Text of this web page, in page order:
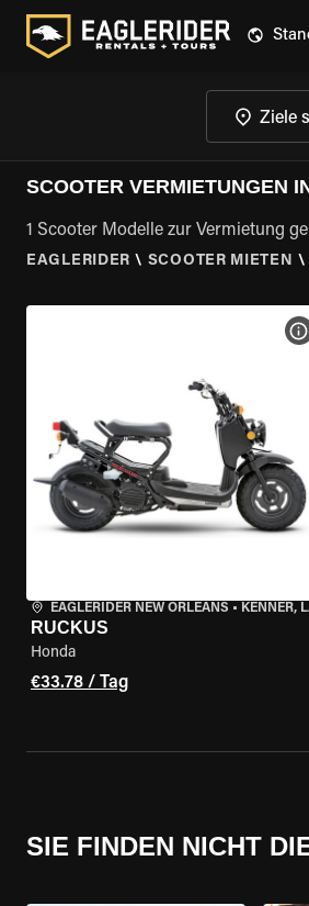
SCOOTER VERMIETUNGEN
1 Scooter Modelle zur Vermietung
EAGLERIDER \ SCOOTER MIETEN \
EAGLERIDER NEW ORLEANS • KENNER,
RUCKUS
Honda
€33.78 / Tag
SIE FINDEN NICHT